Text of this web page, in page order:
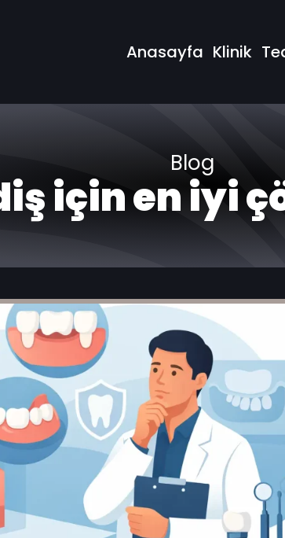
Anasayfa Klinik
Blog
için en iyi